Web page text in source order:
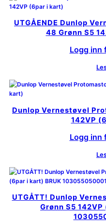
UTGÅENDE Dunlop
48 Grønn S5
Logg inn
Dunlop Vernestøvel
142VP
Logg inn
UTGÅTT! Dunlop
Grønn S5